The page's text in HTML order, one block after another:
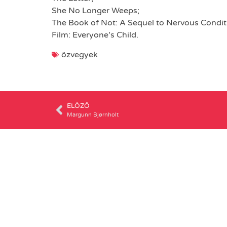
She No Longer Weeps;
The Book of Not: A Sequel to Nervous
Film: Everyone’s Child.
özvegyek
ELŐZŐ
Margunn Bjørnholt